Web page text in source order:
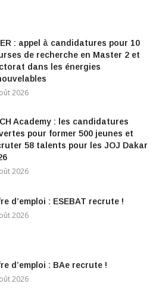
: appel à candidatures pour 10
de recherche en Master 2 et
dans les énergies
2026
Academy : les candidatures
pour former 500 jeunes et
58 talents pour les JOJ Dakar
2026
d’emploi : ESEBAT recrute !
2026
d’emploi : BAe recrute !
2026